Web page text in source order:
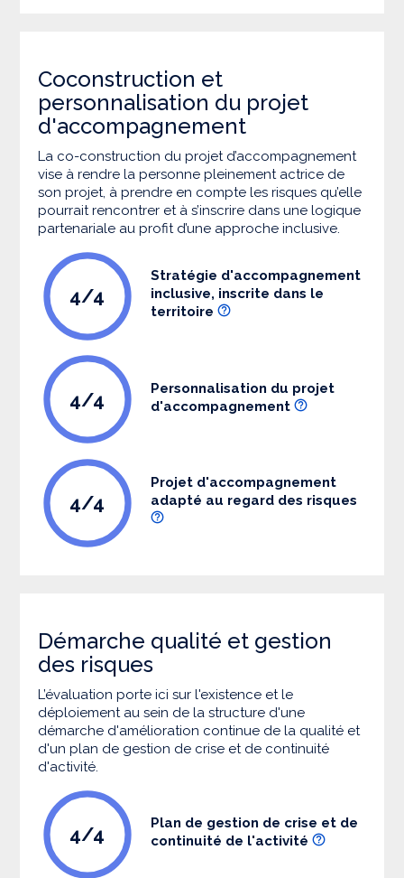
Coconstruction et
personnalisation du projet
d'accompagnement
La co-construction du projet d’accompagnement
vise à rendre la personne pleinement actrice de
son projet, à prendre en compte les risques qu’elle
pourrait rencontrer et à s’inscrire dans une logique
partenariale au profit d’une approche inclusive.
4/4
Stratégie d'accompagnement
inclusive, inscrite dans le
territoire
4/4
Personnalisation du projet
d'accompagnement
4/4
Projet d'accompagnement
adapté au regard des risques
Démarche qualité et gestion
des risques
L’évaluation porte ici sur l'existence et le
déploiement au sein de la structure d'une
démarche d'amélioration continue de la qualité et
d'un plan de gestion de crise et de continuité
d'activité.
4/4
Plan de gestion de crise et de
continuité de l'activité